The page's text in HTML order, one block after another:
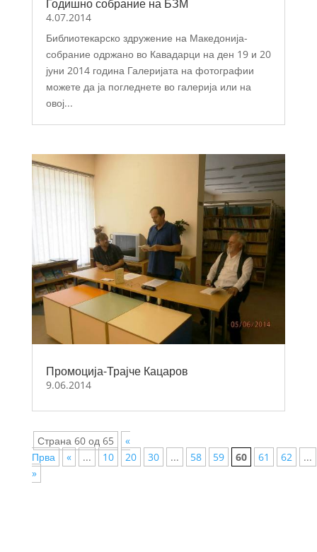
Годишно собрание на БЗМ
4.07.2014
Библиотекарско здружение на Македонија-
собрание одржано во Кавадарци на ден 19 и 20
јуни 2014 година Галеријата на фотографии
можете да ја погледнете во галерија или на
овој...
Промоција-Трајче Кацаров
9.06.2014
Страна 60 од 65
«
Прва
« ... 10 20 30 ... 58 59 60 61 62
...
»